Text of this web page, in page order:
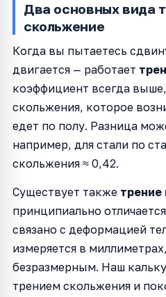
Два основных вида
скольжение
Когда вы пытаетесь
двигается — работает
коэффициент всегда
скольжения, которое
едет по полу. Разница
например, для стали по
скольжения ≈ 0,42.
Существует также трение
принципиально
связано с деформацией
измеряется в
безразмерным. Наш
трением скольжения и